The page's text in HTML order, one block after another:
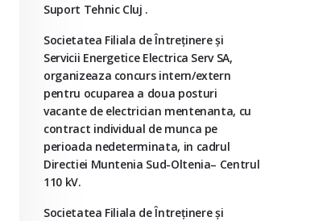
Suport Tehnic Cluj .
Societatea Filiala de Întreţinere şi
Servicii Energetice Electrica Serv SA,
organizeaza concurs intern/extern
pentru ocuparea a doua posturi
vacante de electrician mentenanta, cu
contract individual de munca pe
perioada nedeterminata, in cadrul
Directiei Muntenia Sud-Oltenia– Centrul
110 kV.
Societatea Filiala de Întreţinere şi